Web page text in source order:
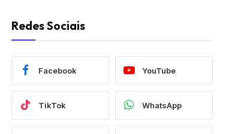
Redes Sociais
Facebook YouTube
TikTok WhatsApp